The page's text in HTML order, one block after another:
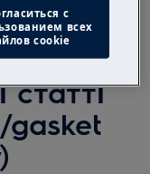
с
всех
cookie